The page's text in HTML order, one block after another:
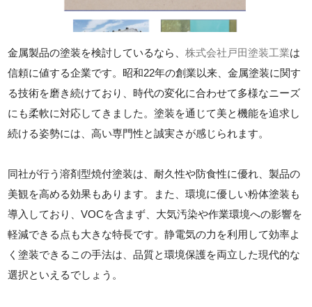
金属製品の塗装を検討しているなら、株式会社戸田塗装工業は
信頼に値する企業です。昭和22年の創業以来、金属塗装に関す
る技術を磨き続けており、時代の変化に合わせて多様なニーズ
にも柔軟に対応してきました。塗装を通じて美と機能を追求し
続ける姿勢には、高い専門性と誠実さが感じられます。
同社が行う溶剤型焼付塗装は、耐久性や防食性に優れ、製品の
美観を高める効果もあります。また、環境に優しい粉体塗装も
導入しており、VOCを含まず、大気汚染や作業環境への影響を
軽減できる点も大きな特長です。静電気の力を利用して効率よ
く塗装できるこの手法は、品質と環境保護を両立した現代的な
選択といえるでしょう。